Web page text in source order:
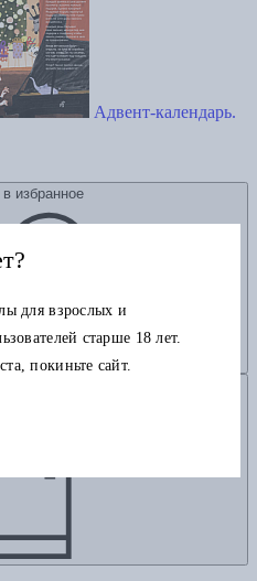
Адвент-календарь.
избранное
для взрослых и
старше 18 лет.
покиньте сайт.